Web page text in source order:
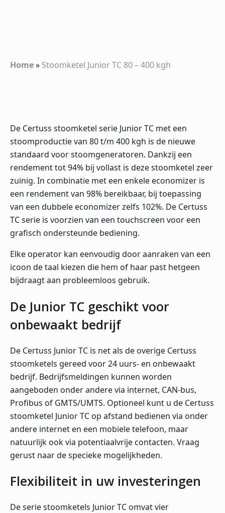
Home» Stoomketel Junior TC 80 – 400 kgh
De Certuss stoomketel serie Junior TC met een
stoomproductie van 80 t/m 400 kgh is de nieuwe
standaard voor stoomgeneratoren. Dankzij een
rendement tot 94% bij vollast is deze stoomketel zeer
zuinig. In combinatie met een enkele economizer is
een rendement van 98% bereikbaar, bij toepassing
van een dubbele economizer zelfs 102%. De Certuss
TC serie is voorzien van een touchscreen voor een
grafisch ondersteunde bediening.
Elke operator kan eenvoudig door aanraken van een
icoon de taal kiezen die hem of haar past hetgeen
bijdraagt aan probleemloos gebruik.
De Junior TC geschikt voor
onbewaakt bedrijf
De Certuss Junior TC is net als de overige Certuss
stoomketels gereed voor 24 uurs- en onbewaakt
bedrijf. Bedrijfsmeldingen kunnen worden
aangeboden onder andere via internet, CAN-bus,
Profibus of GMTS/UMTS. Optioneel kunt u de Certuss
stoomketel Junior TC op afstand bedienen via onder
andere internet en een mobiele telefoon, maar
natuurlijk ook via potentiaalvrije contacten. Vraag
gerust naar de specieke mogelijkheden.
Flexibiliteit in uw investeringen
De serie stoomketels Junior TC omvat vier